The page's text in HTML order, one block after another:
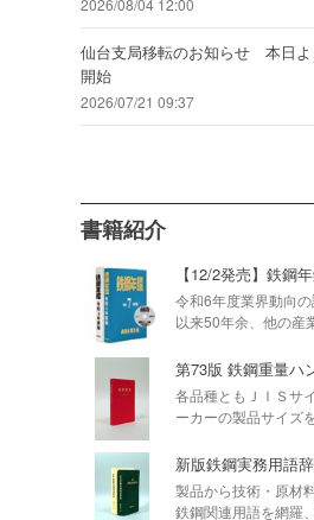
2026/08/04 12:00
仙台支局移転のお知らせ 本日よ
開始
2026/07/21 09:37
書籍紹介
【12/2発売】鉄鋼
令和6年度業界動向
以来50年余、他の産
第73版 鉄鋼重量ハ
各品種ともＪＩＳサ
ーカーの製品サイズ
新版鉄鋼実務用語
製品から技術・原材
鉄鋼関連用語を網羅